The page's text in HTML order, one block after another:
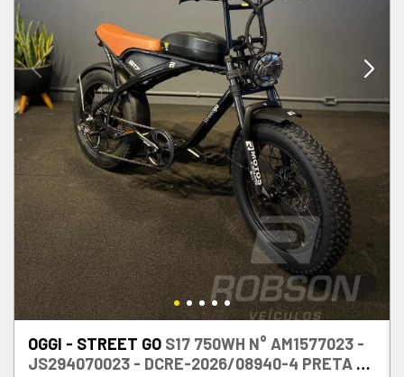
OGGI - STREET GO S17 750WH N° AM1577023 -
JS294070023 - DCRE-2026/08940-4 PRETA -